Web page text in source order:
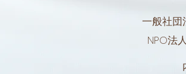
一般社団
NPO法